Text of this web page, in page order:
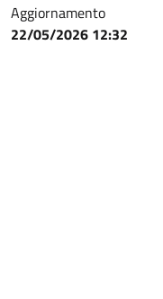
Aggiornamento
22/05/2026 12:32